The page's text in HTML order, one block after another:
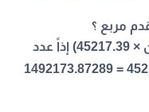
بإستخدام المعادلة (عدد الفدان × 45217.39) إذاً عدد
القدم مربع يساوي 33 فدان × 45217.39 = 1492173.87289